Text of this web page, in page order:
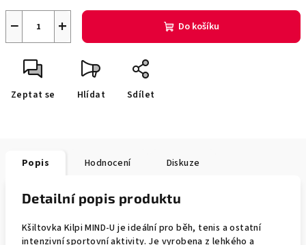
+
− Do košíku
Zeptat se Hlídat Sdílet
Popis Hodnocení Diskuze
Detailní popis produktu
Kšiltovka Kilpi MIND-U je ideální pro běh, tenis a ostatní
intenzivní sportovní aktivity. Je vyrobena z lehkého a